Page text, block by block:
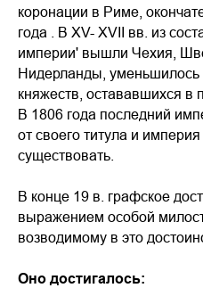
коронации в Риме,
года . В XV- XVII вв. из
империи' вышли Чехия,
Нидерланды, уменьшилось
княжеств, остававшихся в
В 1806 года последний
от своего титула и
существовать.
В конце 19 в. графское
выражением особой
возводимому в это
Оно достигалось: